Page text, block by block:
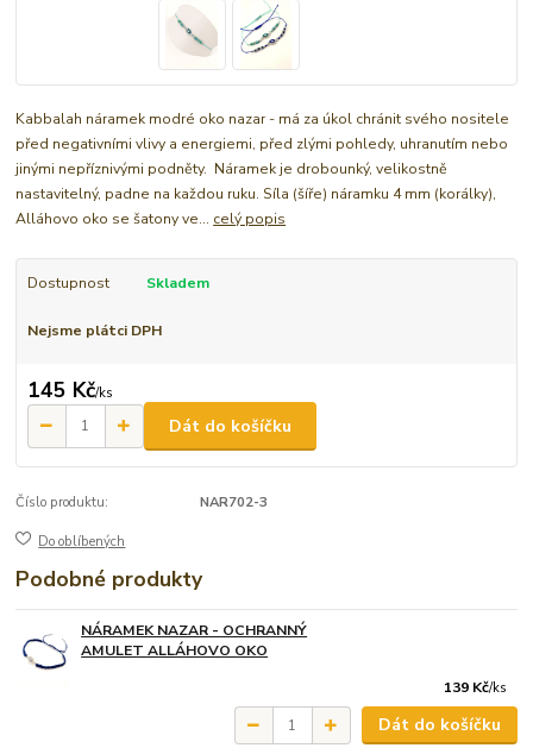
Kabbalah náramek modré oko nazar - má za úkol chránit svého nositele
před negativními vlivy a energiemi, před zlými pohledy, uhranutím nebo
jinými nepříznivými podněty. Náramek je drobounký, velikostně
nastavitelný, padne na každou ruku. Síla (šíře) náramku 4 mm (korálky),
Alláhovo oko se šatony ve... celý popis
Dostupnost Skladem
Nejsme plátci DPH
145 Kč/ks
Dát do košíčku
Číslo produktu: NAR702-3
Do oblíbených
Podobné produkty
NÁRAMEK NAZAR - OCHRANNÝ
AMULET ALLÁHOVO OKO
139 Kč/ks
Dát do košíčku